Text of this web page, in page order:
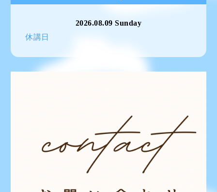
2026.08.09 Sunday
休講日